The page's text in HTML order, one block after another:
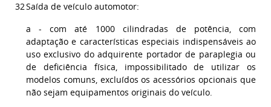
32Saída de veículo automotor:
a - com até 1000 cilindradas de potência, com
adaptação e características especiais indispensáveis ao
uso exclusivo do adquirente portador de paraplegia ou
de deficiência física, impossibilitado de utilizar os
modelos comuns, excluídos os acessórios opcionais que
não sejam equipamentos originais do veículo.